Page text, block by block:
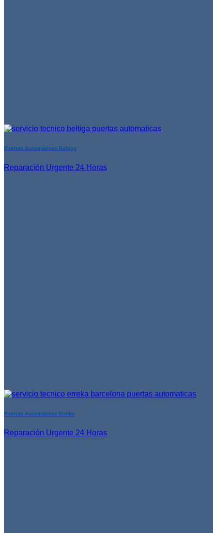
Puertas Automáticas Beltiga
Reparación Urgente 24 Horas
Puertas Automáticas Erreka
Reparación Urgente 24 Horas